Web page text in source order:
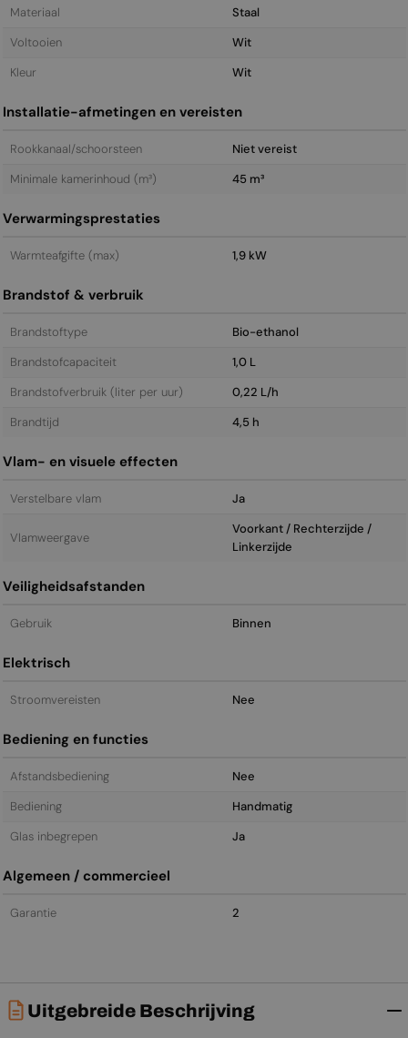
Materiaal
Staal
Voltooien
Wit
Kleur
Wit
Installatie-afmetingen en vereisten
Rookkanaal/schoorsteen
Niet vereist
Minimale kamerinhoud (m³)
45 m³
Verwarmingsprestaties
Warmteafgifte (max) 1,9 kW
Brandstof & verbruik
Brandstoftype
Bio-ethanol
Brandstofcapaciteit
1,0 L
Brandstofverbruik (liter per uur)
0,22 L/h
Brandtijd
4,5 h
Vlam- en visuele effecten
Verstelbare vlam Ja
Vlamweergave
Voorkant / Rechterzijde /
Linkerzijde
Veiligheidsafstanden
Gebruik Binnen
Elektrisch
Stroomvereisten Nee
Bediening en functies
Afstandsbediening
Nee
Bediening
Handmatig
Glas inbegrepen
Ja
Algemeen / commercieel
Garantie 2
Uitgebreide Beschrijving